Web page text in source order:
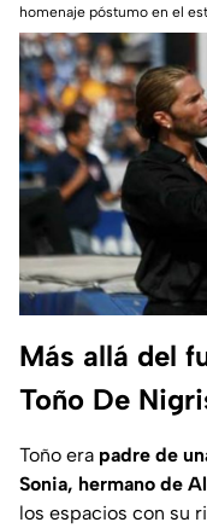
homenaje póstumo en el
Más allá del
Toño De
Toño era padre de
Sonia, hermano de
los espacios con su